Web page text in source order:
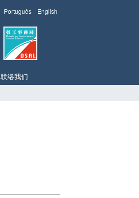
English
Português
联络我们